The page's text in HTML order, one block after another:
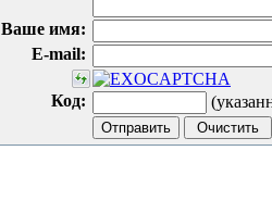
Ваше имя:
E-mail:
Код: